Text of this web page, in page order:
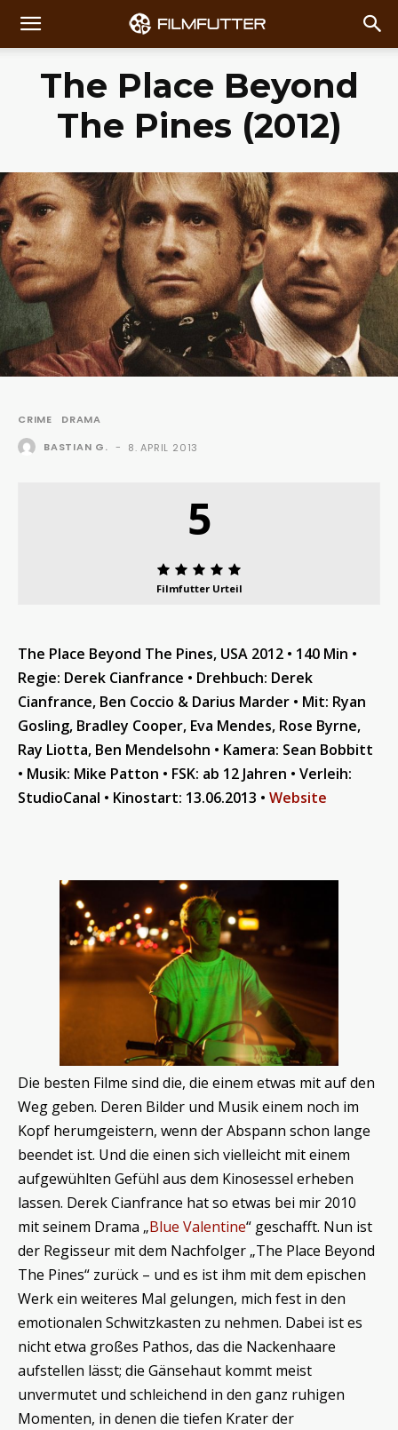
The Place Beyond
The Pines (2012)
CRIME
DRAMA
BASTIAN G. - 8. APRIL 2013
5
Filmfutter Urteil
The Place Beyond The Pines, USA 2012 • 140 Min •
Regie: Derek Cianfrance • Drehbuch: Derek
Cianfrance, Ben Coccio & Darius Marder • Mit: Ryan
Gosling, Bradley Cooper, Eva Mendes, Rose Byrne,
Ray Liotta, Ben Mendelsohn • Kamera: Sean Bobbitt
• Musik: Mike Patton • FSK: ab 12 Jahren • Verleih:
StudioCanal • Kinostart: 13.06.2013 • Website
Die besten Filme sind die, die einem etwas mit auf den
Weg geben. Deren Bilder und Musik einem noch im
Kopf herumgeistern, wenn der Abspann schon lange
beendet ist. Und die einen sich vielleicht mit einem
aufgewühlten Gefühl aus dem Kinosessel erheben
lassen. Derek Cianfrance hat so etwas bei mir 2010
mit seinem Drama „Blue Valentine“ geschafft. Nun ist
der Regisseur mit dem Nachfolger „The Place Beyond
The Pines“ zurück – und es ist ihm mit dem epischen
Werk ein weiteres Mal gelungen, mich fest in den
emotionalen Schwitzkasten zu nehmen. Dabei ist es
nicht etwa großes Pathos, das die Nackenhaare
aufstellen lässt; die Gänsehaut kommt meist
unvermutet und schleichend in den ganz ruhigen
Momenten, in denen die tiefen Krater der